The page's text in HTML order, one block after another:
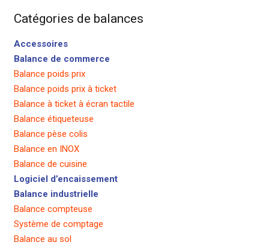
Catégories de balances
Accessoires
Balance de commerce
Balance poids prix
Balance poids prix à ticket
Balance à ticket à écran tactile
Balance étiqueteuse
Balance pèse colis
Balance en INOX
Balance de cuisine
Logiciel d’encaissement
Balance industrielle
Balance compteuse
Système de comptage
Balance au sol